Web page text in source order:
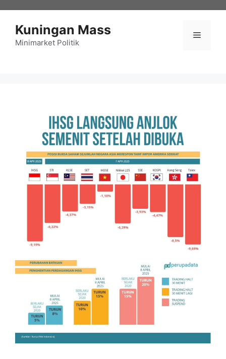
Kuningan Mass
Minimarket Politik
Menu